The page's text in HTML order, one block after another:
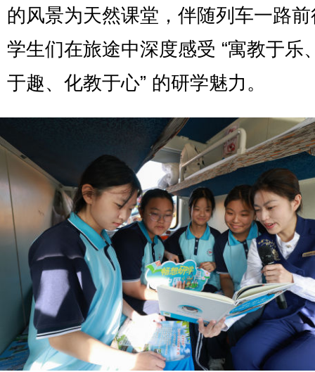
的风景为天然课堂，伴随列车一路
学生们在旅途中深度感受 “寓教于乐
于趣、化教于心” 的研学魅力。